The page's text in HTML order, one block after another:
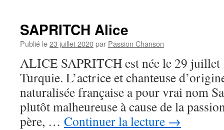
SAPRITCH Alice
Publié le23 juillet 2020par Passion Chanson
ALICE SAPRITCH est née le 29 juillet
Turquie. L’actrice et chanteuse
naturalisée française a pour vrai nom
plutôt malheureuse à cause de la
père, … Continuer la lecture →